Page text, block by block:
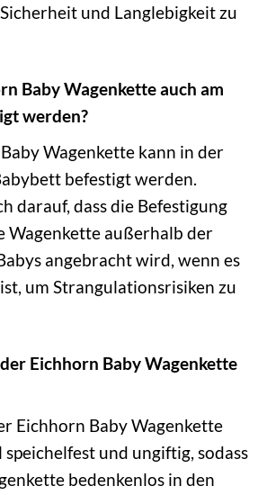
und Langlebigkeit zu
Baby Wagenkette auch am
werden?
Wagenkette kann in der
befestigt werden.
darauf, dass die Befestigung
Wagenkette außerhalb der
angebracht wird, wenn es
um Strangulationsrisiken zu
Eichhorn Baby Wagenkette
Eichhorn Baby Wagenkette
speichelfest und ungiftig, sodass
bedenkenlos in den